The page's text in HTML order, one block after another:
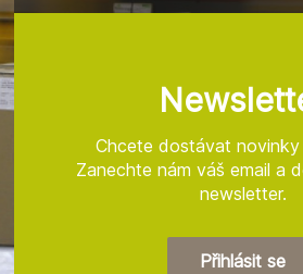
á
p
a
t
í
Chcete dostávat novinky
Zanechte nám váš email a
newsletter.
Přihlásit se